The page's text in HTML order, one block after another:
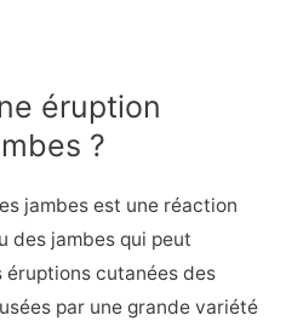
éruption
?
jambes est une réaction
des jambes qui peut
éruptions cutanées des
par une grande variété